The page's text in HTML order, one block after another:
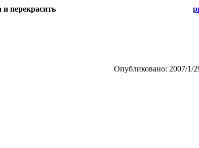
перекрасить
Опубликовано: 2007/1/